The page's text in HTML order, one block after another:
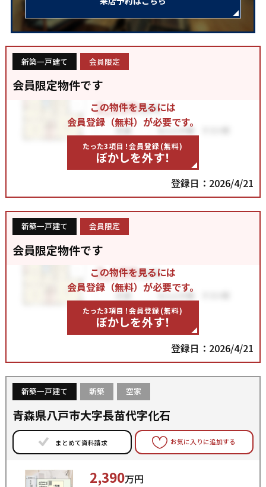
新築一戸建て 会員限定
会員限定物件です
この物件を見るには
会員登録（無料）が必要です。
たった3項目！会員登録(無料)
ぼかしを外す！
登録日：2026/4/21
新築一戸建て 会員限定
会員限定物件です
この物件を見るには
会員登録（無料）が必要です。
たった3項目！会員登録(無料)
ぼかしを外す！
登録日：2026/4/21
新築一戸建て 新築 空家
青森県八戸市大字長苗代字化石
まとめて資料請求 お気に入りに追加する
2,390万円